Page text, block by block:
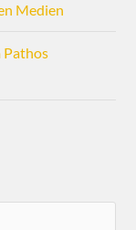
Medien
Pathos